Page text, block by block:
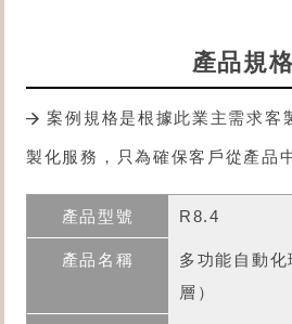
產品規
案例規格是根據此業主需求客
製化服務，只為確保客戶從產品
R8.4
多功能自動化
層）